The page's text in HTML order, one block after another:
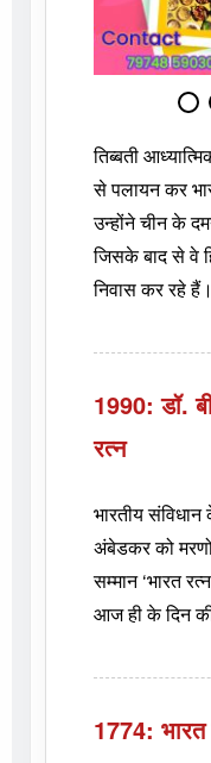
तिब्बती
से पलायन कर
उन्होंने चीन के
जिसके बाद से वे
निवास कर रहे हैं।
1990: डॉ.
रत्न
भारतीय संविधान
अंबेडकर को
सम्मान ‘भारत
आज ही के दिन
1774: